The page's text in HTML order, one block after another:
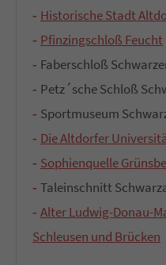
Historische Stadt
Pfinzingschloß Feucht
Faberschloß
Petz´sche Schloß
Sportmuseum
Die Altdorfer
Sophienquelle
Taleinschnitt
Alter Ludwig-Donau-
Schleusen und Brücken